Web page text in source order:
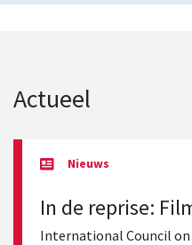
Actueel
In de reprise:
International Council on